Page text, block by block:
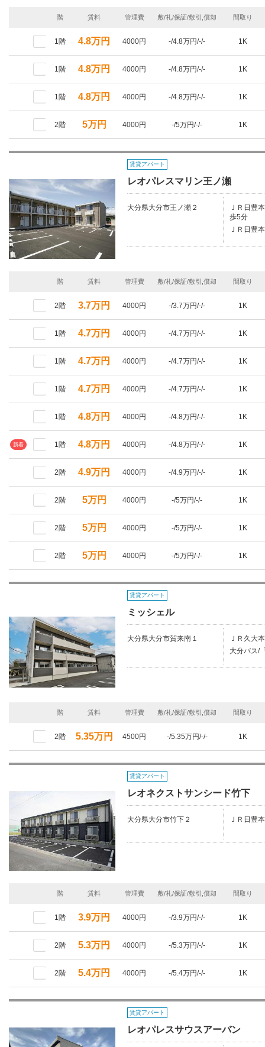
階 賃料 管理費 敷/礼/保証/敷引,償却 間取り
1階 4.8万円 4000円 -/4.8万円/-/- 1K
1階 4.8万円 4000円 -/4.8万円/-/- 1K
1階 4.8万円 4000円 -/4.8万円/-/- 1K
2階 5万円 4000円 -/5万円/-/- 1K
賃貸アパート
レオパレスマリン王ノ瀬
大分県大分市王ノ瀬２
ＪＲ日豊
歩5分
ＪＲ日豊
階 賃料 管理費 敷/礼/保証/敷引,償却 間取り
2階 3.7万円 4000円 -/3.7万円/-/- 1K
1階 4.7万円 4000円 -/4.7万円/-/- 1K
1階 4.7万円 4000円 -/4.7万円/-/- 1K
1階 4.7万円 4000円 -/4.7万円/-/- 1K
1階 4.8万円 4000円 -/4.8万円/-/- 1K
新着 1階 4.8万円 4000円 -/4.8万円/-/- 1K
2階 4.9万円 4000円 -/4.9万円/-/- 1K
2階 5万円 4000円 -/5万円/-/- 1K
2階 5万円 4000円 -/5万円/-/- 1K
2階 5万円 4000円 -/5万円/-/- 1K
賃貸アパート
ミッシェル
大分県大分市賀来南１
ＪＲ久大
大分バス/
階 賃料 管理費 敷/礼/保証/敷引,償却 間取り
2階 5.35万円 4500円 -/5.35万円/-/- 1K
賃貸アパート
レオネクストサンシード竹下
大分県大分市竹下２ ＪＲ日豊
階 賃料 管理費 敷/礼/保証/敷引,償却 間取り
1階 3.9万円 4000円 -/3.9万円/-/- 1K
2階 5.3万円 4000円 -/5.3万円/-/- 1K
2階 5.4万円 4000円 -/5.4万円/-/- 1K
賃貸アパート
レオパレスサウスアーバン